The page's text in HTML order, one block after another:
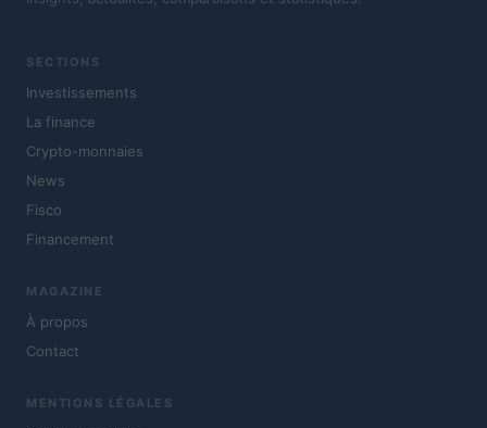
SECTIONS
Investissements
La finance
Crypto-monnaies
News
Fisco
Financement
MAGAZINE
À propos
Contact
MENTIONS LÉGALES